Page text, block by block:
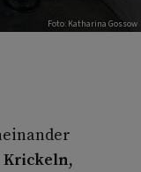
Foto: Katharina Gossow
Krickeln,